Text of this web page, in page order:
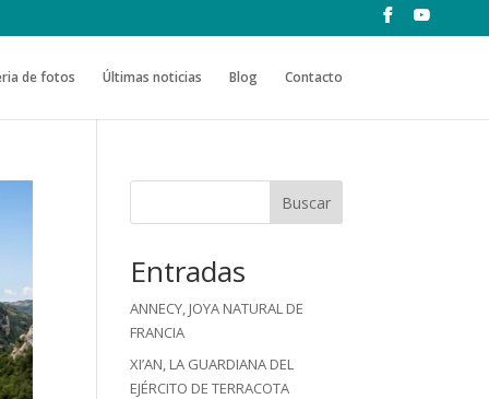
de fotos Últimas noticias Blog Contacto
Buscar
Entradas
ANNECY, JOYA NATURAL DE
FRANCIA
XI’AN, LA GUARDIANA DEL
EJÉRCITO DE TERRACOTA